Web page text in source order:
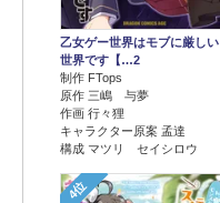
乙女ゲー世界はモブに厳しい
世界です【…2
制作 FTops
原作 三嶋 与夢
作画 行々狸
キャラクター原案 孟達
構成 マツリ セイシロウ
4位